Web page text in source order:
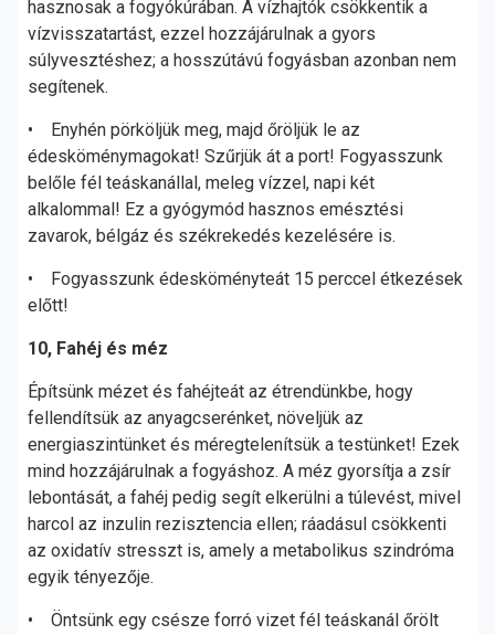
hasznosak a fogyókúrában. A vízhajtók csökkentik a
vízvisszatartást, ezzel hozzájárulnak a gyors
súlyvesztéshez; a hosszútávú fogyásban azonban nem
segítenek.
• Enyhén pörköljük meg, majd őröljük le az
édesköménymagokat! Szűrjük át a port! Fogyasszunk
belőle fél teáskanállal, meleg vízzel, napi két
alkalommal! Ez a gyógymód hasznos emésztési
zavarok, bélgáz és székrekedés kezelésére is.
• Fogyasszunk édesköményteát 15 perccel étkezések
előtt!
10, Fahéj és méz
Építsünk mézet és fahéjteát az étrendünkbe, hogy
fellendítsük az anyagcserénket, növeljük az
energiaszintünket és méregtelenítsük a testünket! Ezek
mind hozzájárulnak a fogyáshoz. A méz gyorsítja a zsír
lebontását, a fahéj pedig segít elkerülni a túlevést, mivel
harcol az inzulin rezisztencia ellen; ráadásul csökkenti
az oxidatív stresszt is, amely a metabolikus szindróma
egyik tényezője.
• Öntsünk egy csésze forró vizet fél teáskanál őrölt